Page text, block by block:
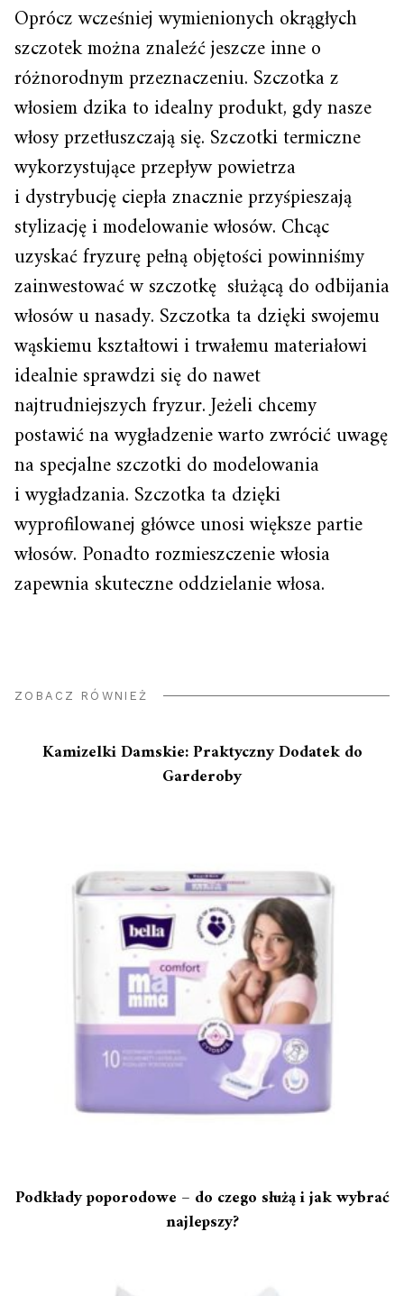
Oprócz wcześniej wymienionych okrągłych
szczotek można znaleźć jeszcze inne o
różnorodnym przeznaczeniu. Szczotka z
włosiem dzika to idealny produkt, gdy nasze
włosy przetłuszczają się. Szczotki termiczne
wykorzystujące przepływ powietrza
i dystrybucję ciepła znacznie przyśpieszają
stylizację i modelowanie włosów. Chcąc
uzyskać fryzurę pełną objętości powinniśmy
zainwestować w szczotkę służącą do odbijania
włosów u nasady. Szczotka ta dzięki swojemu
wąskiemu kształtowi i trwałemu materiałowi
idealnie sprawdzi się do nawet
najtrudniejszych fryzur. Jeżeli chcemy
postawić na wygładzenie warto zwrócić uwagę
na specjalne szczotki do modelowania
i wygładzania. Szczotka ta dzięki
wyprofilowanej główce unosi większe partie
włosów. Ponadto rozmieszczenie włosia
zapewnia skuteczne oddzielanie włosa.
ZOBACZ RÓWNIEŻ
Kamizelki Damskie: Praktyczny Dodatek do
Garderoby
Podkłady poporodowe – do czego służą i jak wybrać
najlepszy?